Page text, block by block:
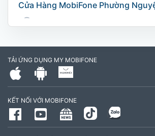
Cửa Hàng MobiFone Phường
795497999
Giờ làm việc: Thứ 2 đến Thứ 6:
11:00 Chiều 13:30 đến 17:30 Thứ
- 11:30 chiều 13:00 đến 17:00
TẢI ỨNG DỤNG MY MOBIFONE
KẾT NỐI VỚI MOBIFONE